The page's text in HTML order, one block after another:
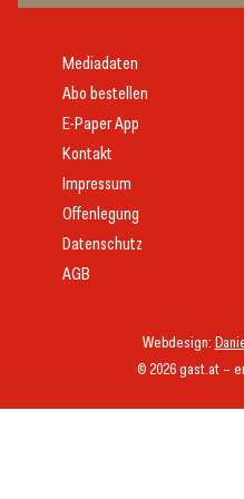
© 2026 gast.at –
Webdesign:
Mediadaten
Abo bestellen
E-Paper App
Kontakt
Impressum
Offenlegung
Datenschutz
AGB